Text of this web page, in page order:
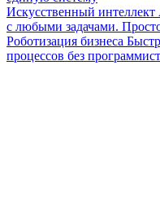
Искусственный интеллект
с любыми задачами.
Роботизация бизнеса
процессов без